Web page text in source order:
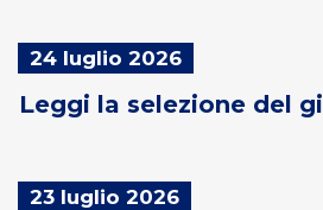
24 luglio 2026
Leggi la selezione del
23 luglio 2026